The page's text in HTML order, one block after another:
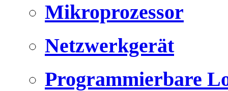
Mikroprozessor
Netzwerkgerät
Programmierbare